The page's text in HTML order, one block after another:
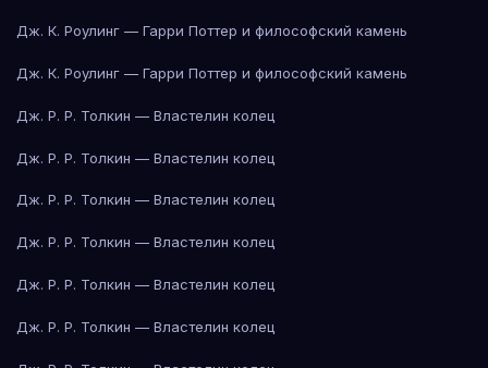
Дж. К. Роулинг — Гарри Поттер и философский камень
Дж. К. Роулинг — Гарри Поттер и философский камень
Дж. Р. Р. Толкин — Властелин колец
Дж. Р. Р. Толкин — Властелин колец
Дж. Р. Р. Толкин — Властелин колец
Дж. Р. Р. Толкин — Властелин колец
Дж. Р. Р. Толкин — Властелин колец
Дж. Р. Р. Толкин — Властелин колец